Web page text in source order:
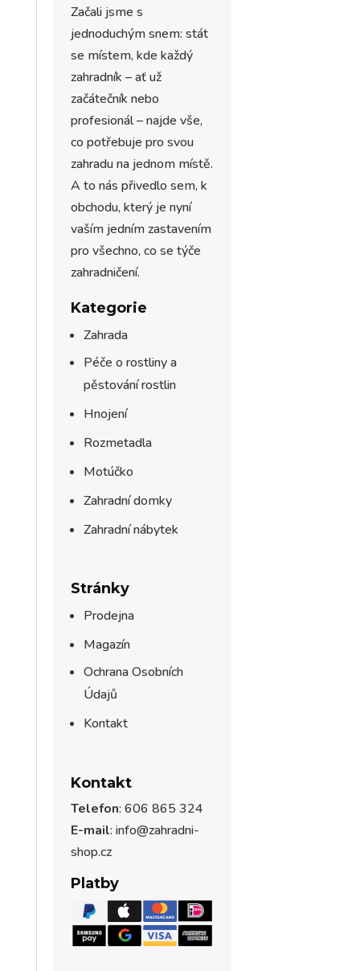
Začali jsme s
jednoduchým snem: stát
se místem, kde každý
zahradník – ať už
začátečník nebo
profesionál – najde vše,
co potřebuje pro svou
zahradu na jednom místě.
A to nás přivedlo sem, k
obchodu, který je nyní
vaším jedním zastavením
pro všechno, co se týče
zahradničení.
Kategorie
Zahrada
Péče o rostliny a
pěstování rostlin
Hnojení
Rozmetadla
Motúčko
Zahradní domky
Zahradní nábytek
Stránky
Prodejna
Magazín
Ochrana Osobních
Údajů
Kontakt
Kontakt
Telefon: 606 865 324
E-mail: info@zahradni-
shop.cz
Platby